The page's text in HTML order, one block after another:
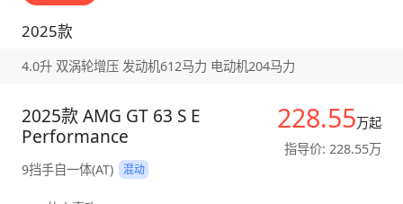
2025款
4.0升 双涡轮增压 发动机612马力 电动机204马力
228.55万起
指导价: 228.55万
2025款 AMG GT 63 S E
Performance
9挡手自一体(AT) 混动